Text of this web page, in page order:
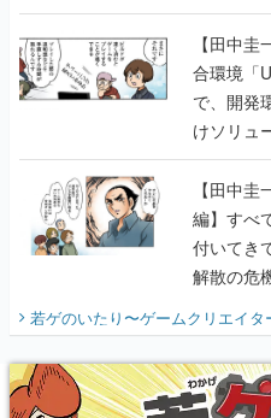
のいたり
【田中
合環境「
で、開発
けソリュ
に行って
【田中
編】すべ
付いてき
解散の危
開く。
『少年ジ
り】
若ゲのいたり〜ゲームクリエイタ